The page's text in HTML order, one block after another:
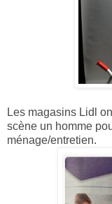
Les magasins Lidl
scène un homme
ménage/entretien.